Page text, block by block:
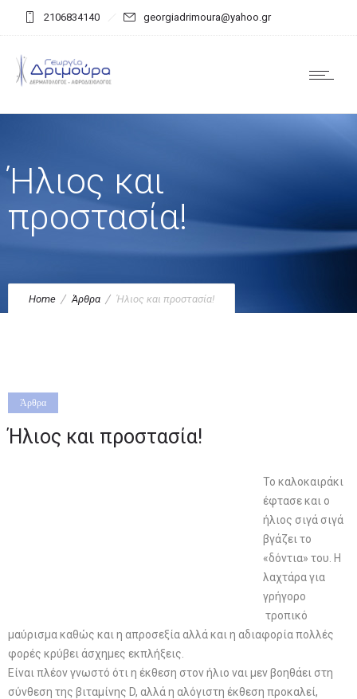
2106834140 georgiadrimoura@yahoo.gr
Ήλιος και
προστασία!
Home Άρθρα Ήλιος και προστασία!
Άρθρα
Ήλιος και προστασία!
To καλοκαιράκι
έφτασε και ο
ήλιος σιγά σιγά
βγάζει το
«δόντια» του. Η
λαχτάρα για
γρήγορο
τροπικό
μαύρισμα καθώς και η απροσεξία αλλά και η αδιαφορία πολλές
φορές κρύβει άσχημες εκπλήξεις.
Είναι πλέον γνωστό ότι η έκθεση στον ήλιο ναι μεν βοηθάει στη
σύνθεση της βιταμίνης D, αλλά η αλόγιστη έκθεση προκαλεί,